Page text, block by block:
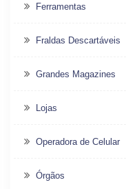
Ferramentas
Fraldas Descartáveis
Grandes Magazines
Lojas
Operadora de Celular
Órgãos